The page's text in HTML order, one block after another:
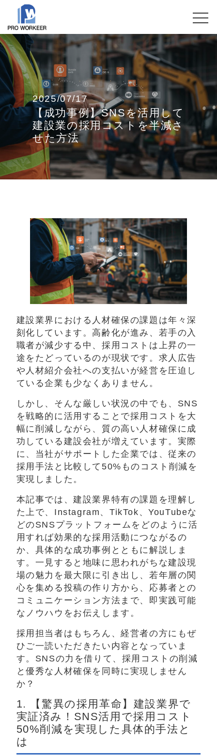
2025/07/17
【成功事例】SNSを活用して
建設業の採用コストを半減さ
せた方法
建設業界における人材確保の課題は年々深
刻化しています。高齢化が進み、若手の入
職者が減少する中、採用コストは上昇の一
途をたどっているのが現状です。求人広告
や人材紹介会社への支払いが経営を圧迫し
ている企業も少なくありません。
しかし、そんな厳しい状況の中でも、SNS
を戦略的に活用することで採用コストを大
幅に削減しながら、質の高い人材確保に成
功している建設会社が増えています。実際
に、当社がサポートした企業では、従来の
採用手法と比較して50%ものコスト削減を
実現しました。
本記事では、建設業界特有の課題を理解し
た上で、Instagram、TikTok、YouTubeな
どのSNSプラットフォームをどのように活
用すれば効果的な採用活動につながるの
か、具体的な成功事例とともに解説しま
す。一見すると地味に思われがちな建設現
場の魅力を最大限に引き出し、若年層の関
心を集める投稿の作り方から、応募者との
コミュニケーション方法まで、即実践可能
なノウハウをお伝えします。
採用担当者はもちろん、経営者の方にもぜ
ひご一読いただきたい内容となっていま
す。SNSの力を借りて、採用コストの削減
と優秀な人材確保を同時に実現しません
か？
1. 【驚異の採用革命】建設業界で
実証済み！SNS活用で採用コスト
50%削減を実現した具体的手法と
は